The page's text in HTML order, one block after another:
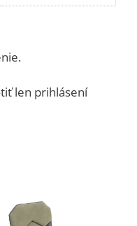
len prihlásení